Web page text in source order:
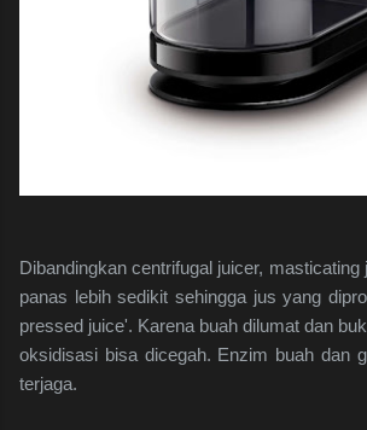
Dibandingkan centrifugal juicer,
panas lebih sedikit sehingga jus yang
pressed juice'. Karena buah dilumat dan
oksidisasi bisa dicegah. Enzim buah dan
terjaga.